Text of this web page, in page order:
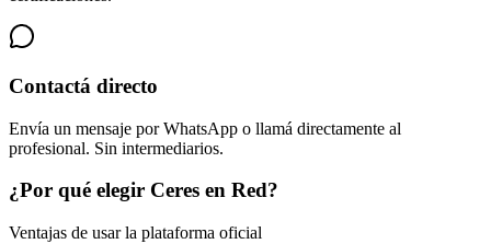
Contactá directo
Envía un mensaje por WhatsApp o llamá directamente al
profesional. Sin intermediarios.
¿Por qué elegir Ceres en Red?
Ventajas de usar la plataforma oficial